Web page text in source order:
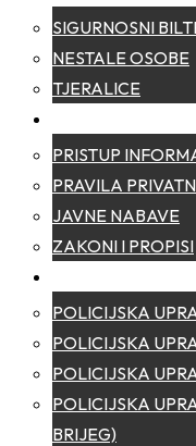
SIGURNOSNI
NESTALE OSOBE
TJERALICE
PRISTUP
PRAVILA
JAVNE NABAVE
ZAKONI I PROPISI
POLICIJSKA
POLICIJSKA
POLICIJSKA
POLICIJSKA
BRIJEG)